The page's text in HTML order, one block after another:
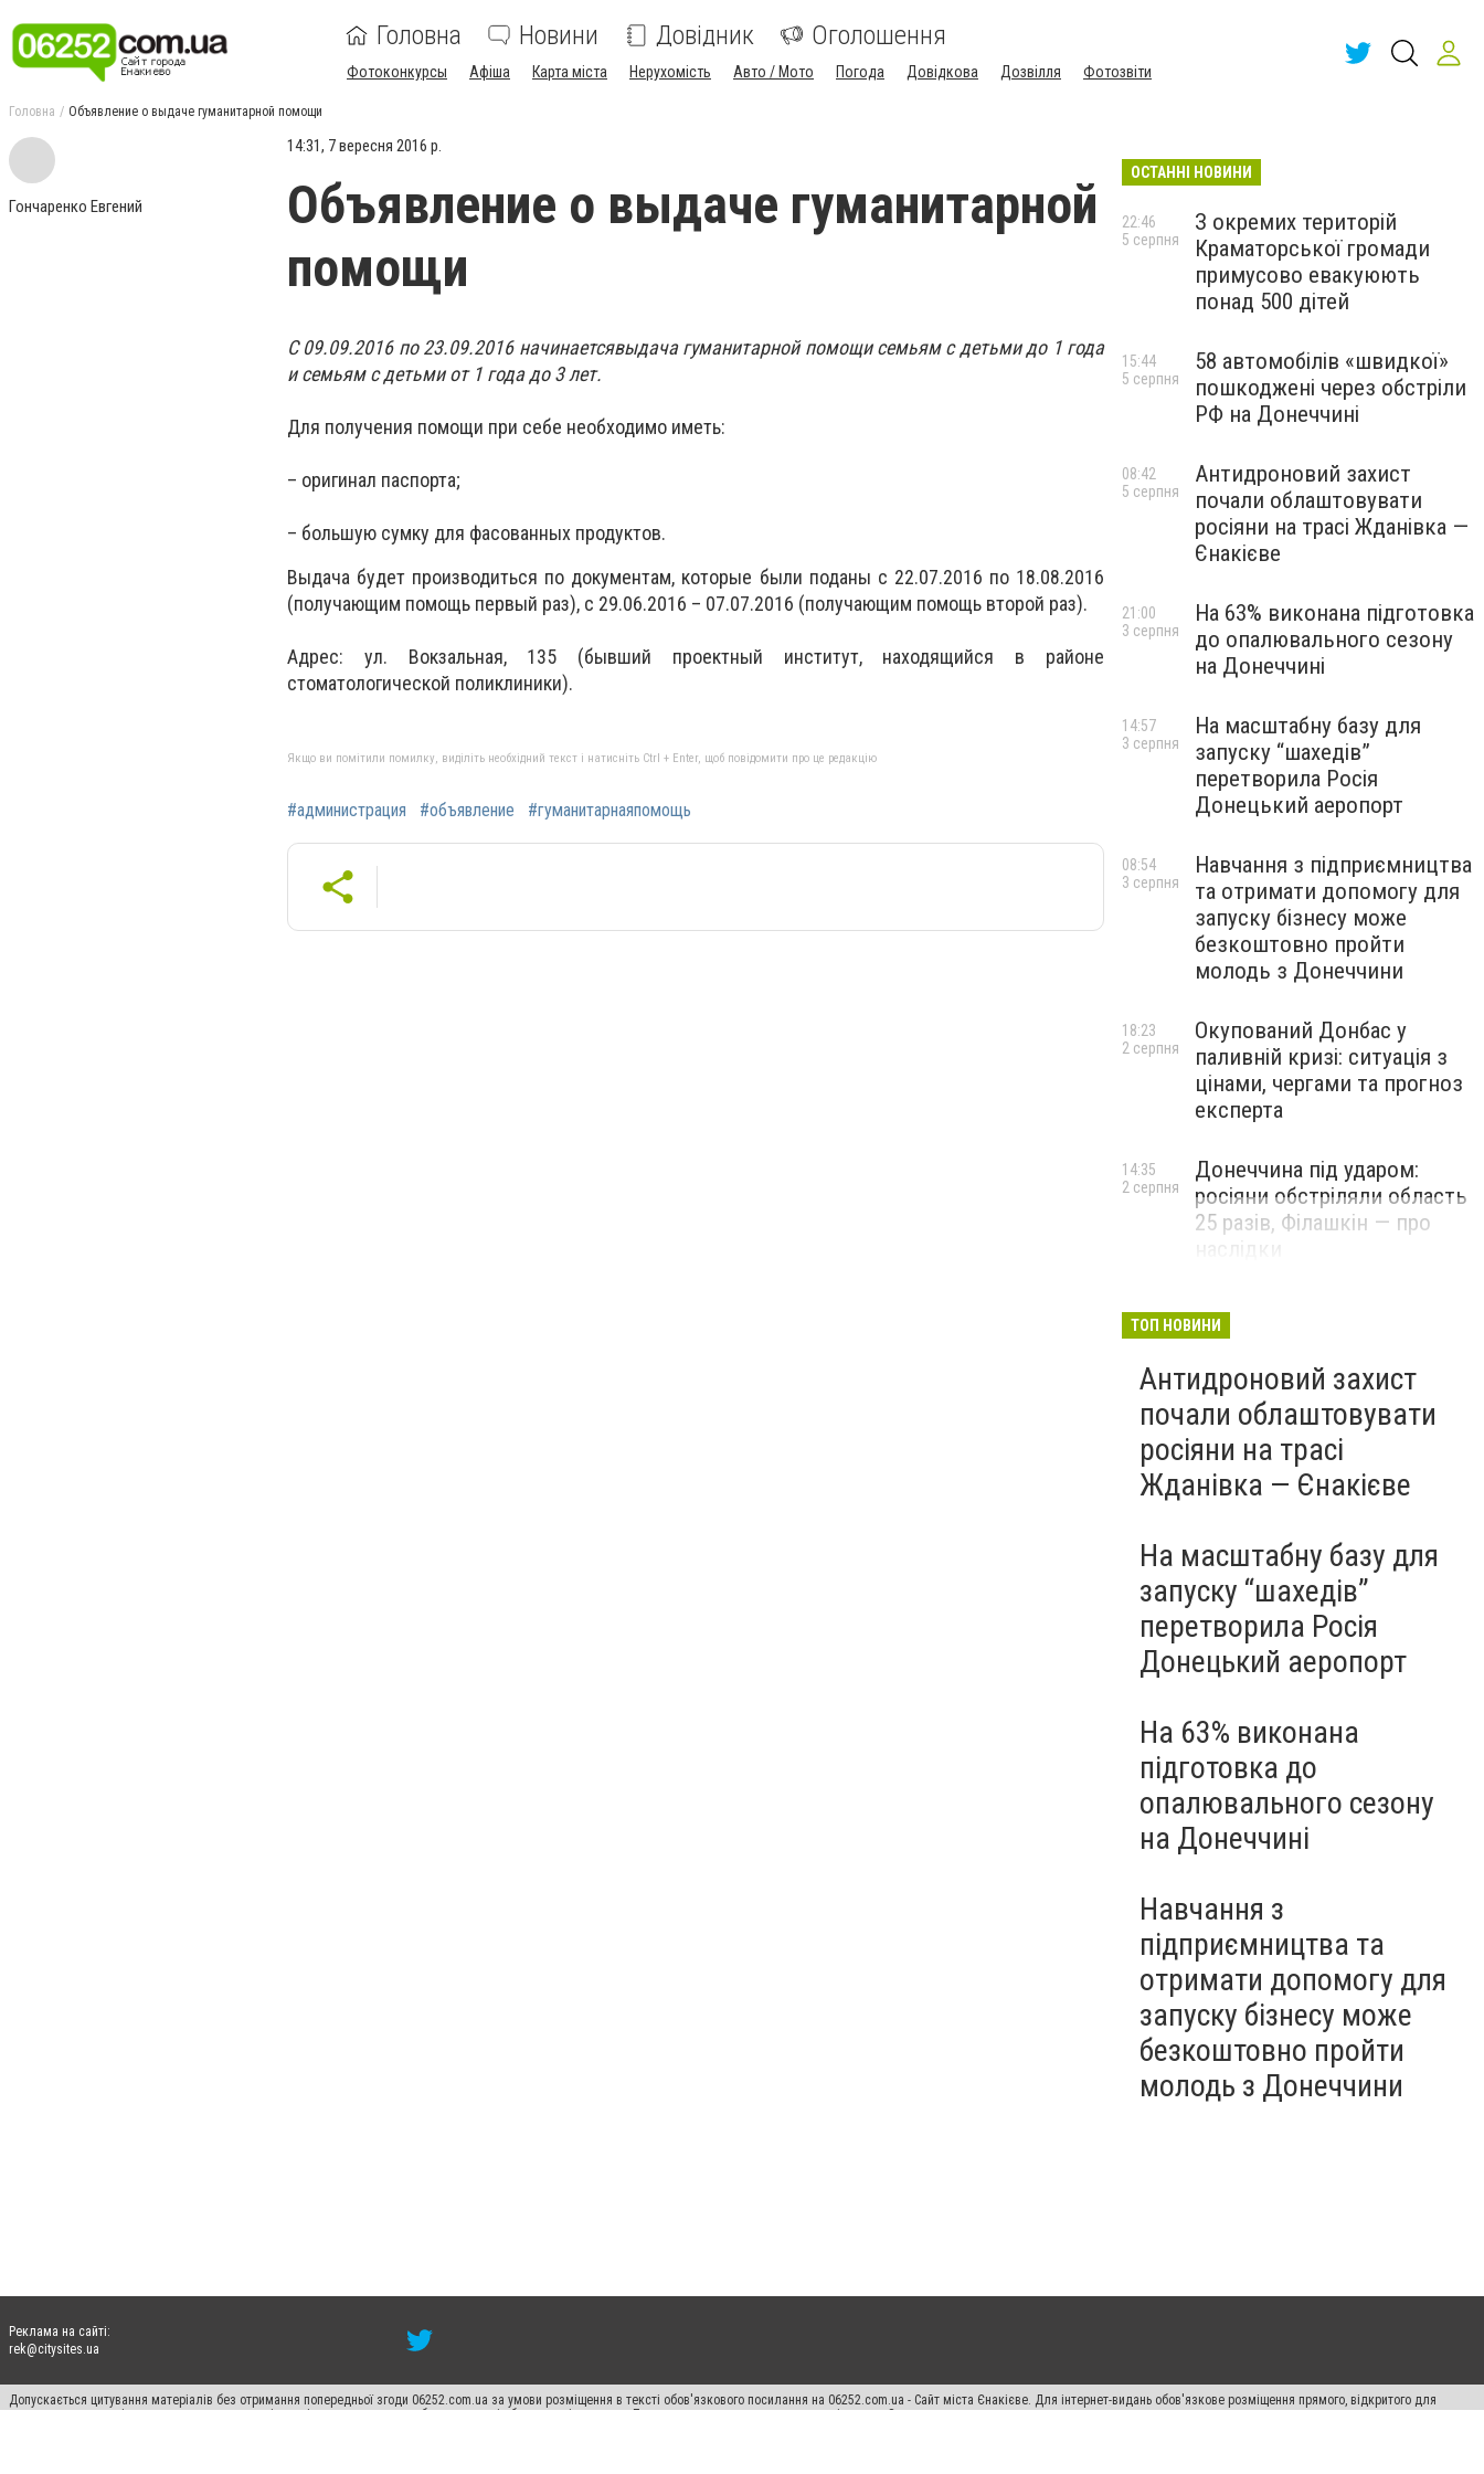
Головна Новини Довідник Оголошення
Фотоконкурсы Афіша Карта міста Нерухомість Авто / Мото Погода Довідкова Дозвілля Фотозвіти
Головна Объявление о выдаче гуманитарной помощи
Гончаренко Евгений
14:31, 7 вересня 2016 р.
Объявление о выдаче гуманитарной
помощи
С 09.09.2016 по 23.09.2016 начинаетсявыдача гуманитарной помощисемьям с детьми до 1 года
и семьям с детьми от 1 года до 3 лет.
Для получения помощи при себе необходимо иметь:
– оригинал паспорта;
– большую сумку для фасованных продуктов.
Выдача будет производиться по документам, которые были поданы с 22.07.2016 по 18.08.2016
(получающим помощь первый раз), с 29.06.2016 – 07.07.2016 (получающим помощь второй раз).
Адрес: ул. Вокзальная, 135 (бывший проектный институт, находящийся в районе
стоматологической поликлиники).
Якщо ви помітили помилку, виділіть необхідний текст і натисніть Ctrl + Enter, щоб повідомити про це редакцію
#администрация #объявление #гуманитарнаяпомощь
ОСТАННІ НОВИНИ
З окремих територій
Краматорської громади
примусово евакуюють
понад 500 дітей
22:46
5 серпня
58 автомобілів «швидкої»
пошкоджені через обстріли
РФ на Донеччині
15:44
5 серпня
Антидроновий захист
почали облаштовувати
росіяни на трасі Жданівка —
Єнакієве
08:42
5 серпня
На 63% виконана підготовка
до опалювального сезону
на Донеччині
21:00
3 серпня
На масштабну базу для
запуску “шахедів”
перетворила Росія
Донецький аеропорт
14:57
3 серпня
Навчання з підприємництва
та отримати допомогу для
запуску бізнесу може
безкоштовно пройти
молодь з Донеччини
08:54
3 серпня
Окупований Донбас у
паливній кризі: ситуація з
цінами, чергами та прогноз
експерта
18:23
2 серпня
Донеччина під ударом:
росіяни обстріляли область
25 разів, Філашкін — про
14:35
2 серпня
ТОП НОВИНИ
Антидроновий захист
почали облаштовувати
росіяни на трасі
Жданівка — Єнакієве
На масштабну базу для
запуску “шахедів”
перетворила Росія
Донецький аеропорт
На 63% виконана
підготовка до
опалювального сезону
на Донеччині
Навчання з
підприємництва та
отримати допомогу для
запуску бізнесу може
безкоштовно пройти
молодь з Донеччини
Реклама на сайті:
rek@citysites.ua
Допускається цитування матеріалів без отримання попередньої згоди 06252.com.ua за умови розміщення в тексті обов'язкового посилання на 06252.com.ua - Сайт міста Єнакієве. Для інтернет-видань обов'язкове розміщення прямого, відкритого для
пошукових систем гіперпосилання на цитовані статті не нижче другого абзацу в тексті або в якості джерела. Порушення виняткових прав переслідується Законом.